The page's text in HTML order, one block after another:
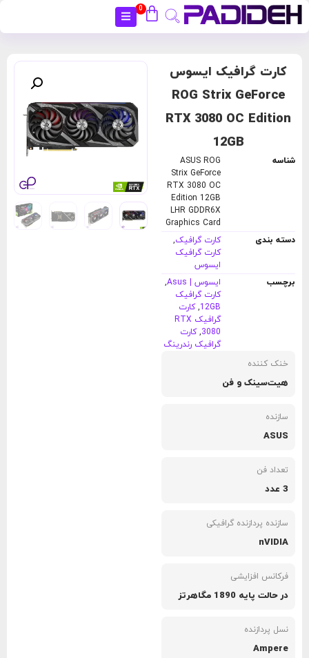
0
کارت گرافیک ایسوس
ROG Strix GeForce
RTX 3080 OC Edition
12GB
شناسه
ASUS ROG
Strix GeForce
RTX 3080 OC
Edition 12GB
LHR GDDR6X
Graphics Card
دسته بندی
کارت گرافیک,
کارت گرافیک
ایسوس
برچسب
ایسوس | Asus
,
کارت گرافیک
12GB
,کارت
گرافیک RTX
3080
,کارت
گرافیک رندرینگ
خنک کننده
هیت‌سینک و فن
سازنده
ASUS
تعداد فن
3 عدد
سازنده پردازنده گرافیکی
nVIDIA
فرکانس افزایشی
در حالت پایه 1890 مگاهرتز
نسل پردازنده
Ampere